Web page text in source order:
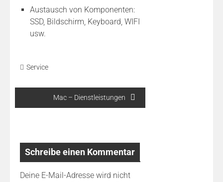
Austausch von Komponenten:
SSD, Bildschirm, Keyboard, WIFI
usw.
Service
Beitragsnavigation
Mac – Dienstleistungen
Schreibe einen Kommentar
Deine E-Mail-Adresse wird nicht